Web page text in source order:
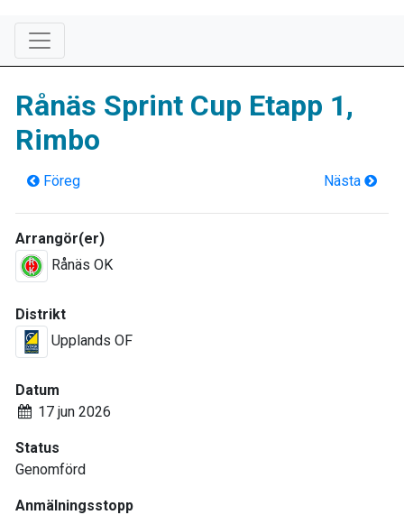
Rånäs Sprint Cup Etapp 1,
Rimbo
Föreg Nästa
Arrangör(er)
Rånäs OK
Distrikt
Upplands OF
Datum
17 jun 2026
Status
Genomförd
Anmälningsstopp